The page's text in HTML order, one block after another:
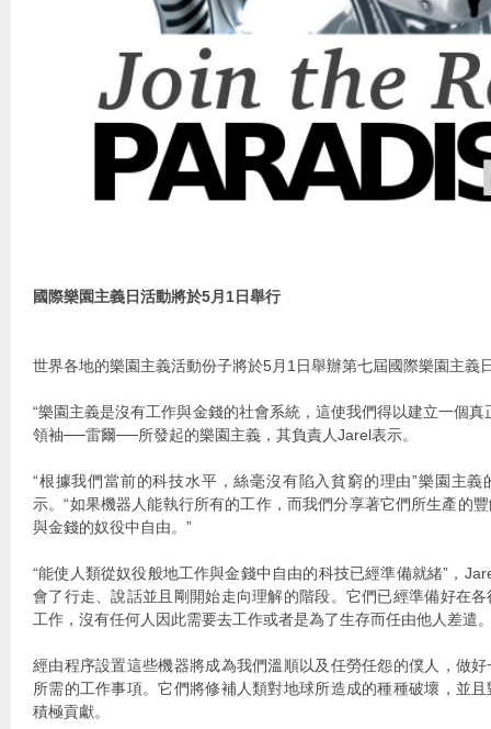
國際樂園主義日活動將於5月1日舉行
世界各地的樂園主義活動份子將於5月1日舉辦第七屆國際樂園主義
“樂園主義是沒有工作與金錢的社會系統，這使我們得以建立一個
領袖──雷爾──所發起的樂園主義，其負責人Jarel表示。
“根據我們當前的科技水平，絲毫沒有陷入貧窮的理由”樂園主
示。“如果機器人能執行所有的工作，而我們分享著它們所生產的
與金錢的奴役中自由。”
“能使人類從奴役般地工作與金錢中自由的科技已經準備就緒”，
會了行走、說話並且剛開始走向理解的階段。它們已經準備好在
工作，沒有任何人因此需要去工作或者是為了生存而任由他人差遣
經由程序設置這些機器將成為我們溫順以及任勞任怨的僕人，做
所需的工作事項。它們將修補人類對地球所造成的種種破壞，並
積極貢獻。